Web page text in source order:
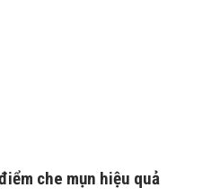
che mụn hiệu quả